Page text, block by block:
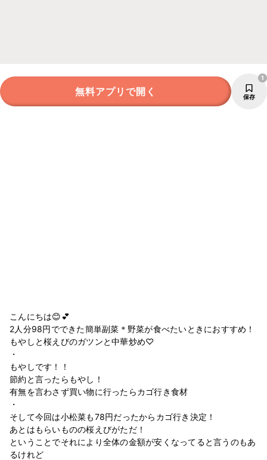
無料アプリで開く 保存
1
こんにちは😊💕
2人分98円でできた簡単副菜＊野菜が食べたいときにおすすめ！
もやしと桜えびのガツンと中華炒め♡
・
もやしです！！
節約と言ったらもやし！
有無を言わさず買い物に行ったらカゴ行き食材
・
そして今回は小松菜も78円だったからカゴ行き決定！
あとはもらいものの桜えびがただ！
ということでそれにより全体の金額が安くなってると言うのもあ
るけれど